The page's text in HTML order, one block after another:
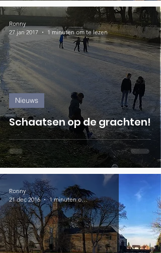
Schaatsen op de grachten!
Nieuws
Ronny
27 jan 2017
1 minuten om te lezen
Ronny
21 dec 2016
1 minuten om te lezen